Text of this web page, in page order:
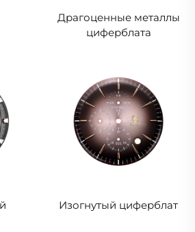
Драгоценные металлы
циферблата
Изогнутый циферблат